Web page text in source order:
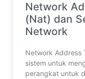
Network
(Nat) dan
Network
Network Address
sistem untuk
perangkat untuk